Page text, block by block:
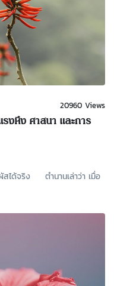
20960 Views
รงหึง ศาสนา และการ
สได้จริง ตำนานเล่าว่า เมื่อ